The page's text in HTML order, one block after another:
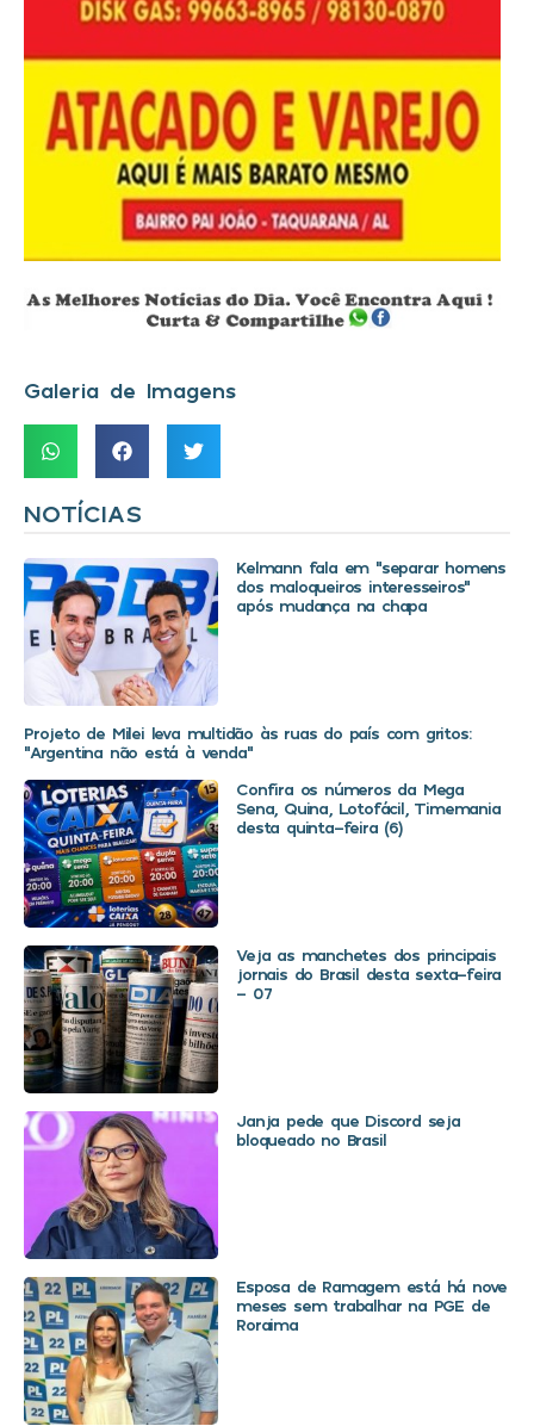
Galeria de Imagens
NOTÍCIAS
Kelmann fala em “separar homens
dos maloqueiros interesseiros”
após mudança na chapa
Projeto de Milei leva multidão às ruas do país com gritos:
“Argentina não está à venda”
Confira os números da Mega
Sena, Quina, Lotofácil, Timemania
desta quinta-feira (6)
Veja as manchetes dos principais
jornais do Brasil desta sexta-feira
– 07
Janja pede que Discord seja
bloqueado no Brasil
Esposa de Ramagem está há nove
meses sem trabalhar na PGE de
Roraima